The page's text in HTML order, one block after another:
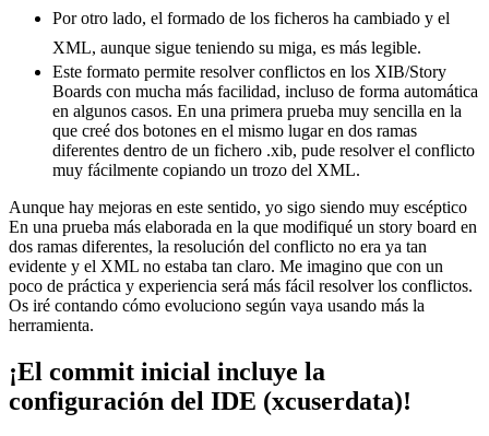
Por otro lado, el formado de los ficheros ha cambiado y el
XML, aunque sigue teniendo su miga, es más legible.
Este formato permite resolver conflictos en los XIB/Story
Boards con mucha más facilidad, incluso de forma automática
en algunos casos. En una primera prueba muy sencilla en la
que creé dos botones en el mismo lugar en dos ramas
diferentes dentro de un fichero .xib, pude resolver el conflicto
muy fácilmente copiando un trozo del XML.
Aunque hay mejoras en este sentido, yo sigo siendo muy escéptico
En una prueba más elaborada en la que modifiqué un story board en
dos ramas diferentes, la resolución del conflicto no era ya tan
evidente y el XML no estaba tan claro. Me imagino que con un
poco de práctica y experiencia será más fácil resolver los conflictos.
Os iré contando cómo evoluciono según vaya usando más la
herramienta.
¡El commit inicial incluye la
configuración del IDE (xcuserdata)!